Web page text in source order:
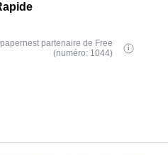
partenaire de Free
(numéro: 1044)